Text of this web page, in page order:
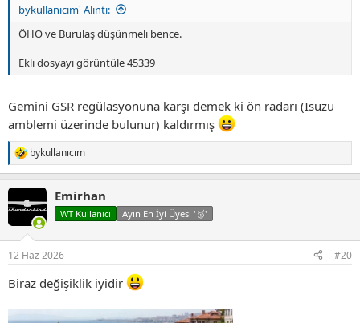
bykullanıcım' Alıntı:
ÖHO ve Burulaş düşünmeli bence.
Ekli dosyayı görüntüle 45339
Gemini GSR regülasyonuna karşı demek ki ön radarı (Isuzu
amblemi üzerinde bulunur) kaldırmış
T
e
i
:
bykullanıcım
Emirhan
WT Kullanıcı Ayın En İyi Üyesi '🥇'
12 Haz 2026 #20
Biraz değişiklik iyidir